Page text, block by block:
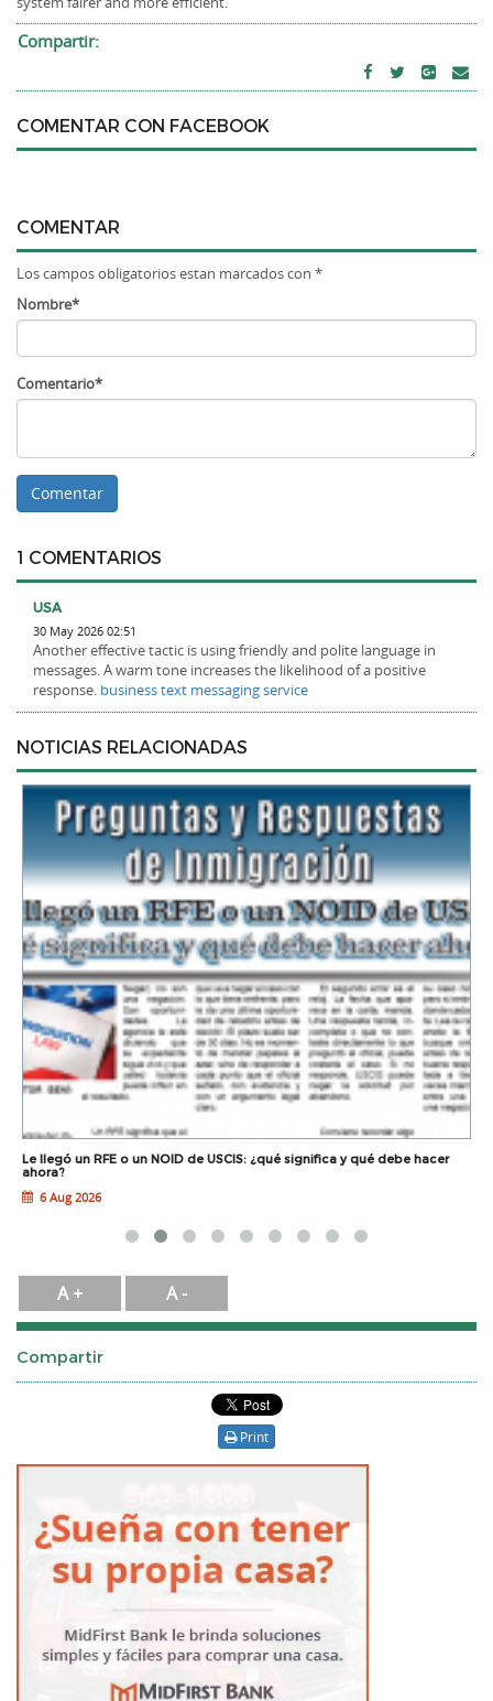
Compartir:
COMENTAR CON FACEBOOK
COMENTAR
Los campos obligatorios estan marcados con *
Nombre*
Comentario*
1 COMENTARIOS
USA
30 May 2026 02:51
Another effective tactic is using friendly and polite language in
messages. A warm tone increases the likelihood of a positive
response. business text messaging service
NOTICIAS RELACIONADAS
Le llegó un RFE o un NOID de USCIS: ¿qué significa y qué debe hacer
ahora?
6 Aug 2026
A + A -
Compartir
Print